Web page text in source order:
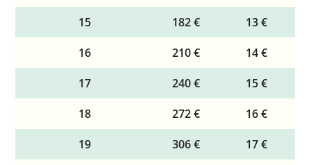
15
182 €
13 €
16
210 €
14 €
17
240 €
15 €
18
272 €
16 €
19
306 €
17 €